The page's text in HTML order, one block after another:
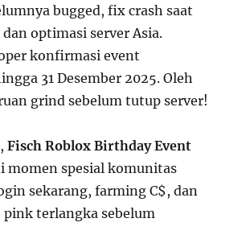
bugged, fix crash saat
optimasi server Asia.
konfirmasi event
31 Desember 2025. Oleh
grind sebelum tutup server!
Fisch Roblox Birthday Event
momen spesial komunitas
sekarang, farming C$, dan
terlangka sebelum